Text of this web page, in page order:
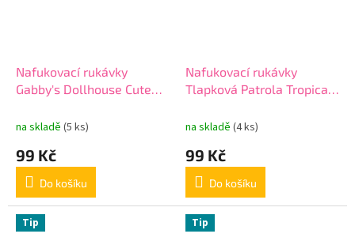
Nafukovací rukávky
Gabby's Dollhouse Cute
na skladě (5 ks)
99 Kč
Do košíku
Nafukovací rukávky
Tlapková Patrola Tropical
na skladě (4 ks)
99 Kč
Do košíku
Tip Tip